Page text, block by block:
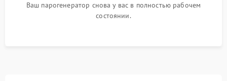
Ваш парогенератор снова у вас в полностью рабочем
состоянии.